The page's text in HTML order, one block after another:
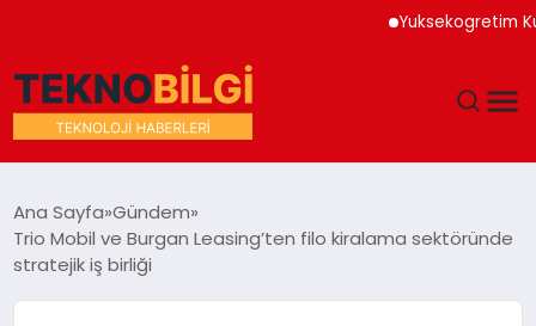
Yuksekogretim
DÜNYA
Ana Sayfa Gündem
Trio Mobil ve Burgan Leasing’ten filo kiralama sektöründe
stratejik iş birliği